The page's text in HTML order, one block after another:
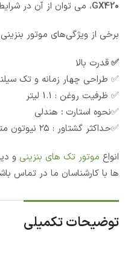
GX420، می توان از آن در
برخی از ویژگی‌های موتور بنزینی GX420:
✅قدرت بالا
✅ طراحی چهار زمانه و تک
✅ ظرفیت روغن : 1.1 لیتر
✅نحوه استارت : هندلی
✅حداکثر گشتاور : ۲۵ نیوتون متر
انواع موتور تک های بنزینی و
ها با کارشناسان ما در تماس
توضیحات تکمیلی